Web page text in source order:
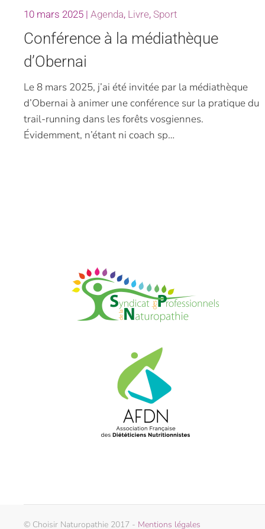
10 mars 2025 | Agenda, Livre, Sport
Conférence à la médiathèque
d’Obernai
Le 8 mars 2025, j’ai été invitée par la médiathèque
d’Obernai à animer une conférence sur la pratique du
trail-running dans les forêts vosgiennes.
Évidemment, n’étant ni coach sp…
© Choisir Naturopathie 2017 - Mentions légales